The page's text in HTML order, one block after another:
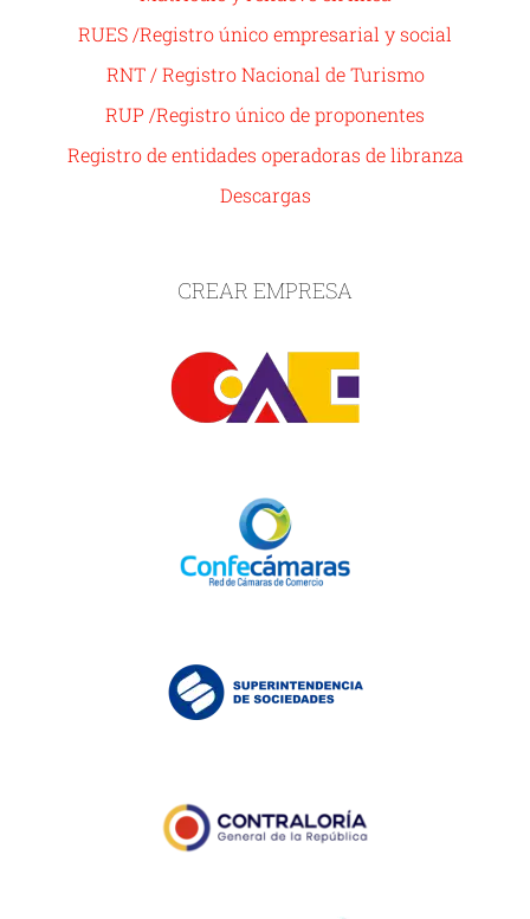
RUES /Registro único empresarial y social
RNT / Registro Nacional de Turismo
RUP /Registro único de proponentes
Registro de entidades operadoras de libranza
Descargas
CREAR EMPRESA